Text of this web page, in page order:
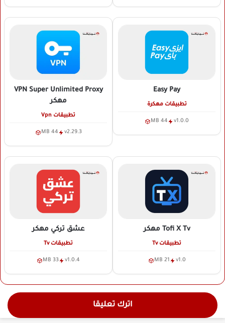
Easy Pay
تطبيقات مهكرة
v1.0.0
44 MB
VPN Super Unlimited Proxy
مهكر
تطبيقات Vpn
v2.29.3
44 MB
Tofi X Tv مهكر
تطبيقات Tv
v1.0
21 MB
عشق تركي مهكر
تطبيقات Tv
v1.0.4
33 MB
اترك تعليقا